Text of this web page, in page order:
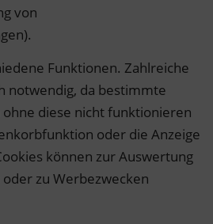
von
Funktionen. Zahlreiche
notwendig, da bestimmte
diese nicht funktionieren
oder die Anzeige
können zur Auswertung
zu Werbezwecken